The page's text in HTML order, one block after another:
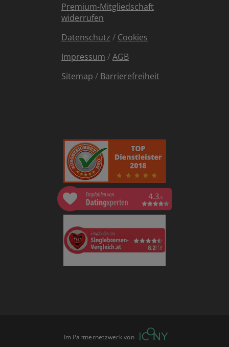
Premium-Mitgliedschaft
widerrufen
Datenschutz / Cookies
Impressum /AGB
Sitemap / Barrierefreiheit
Im Partnernetzwerk von